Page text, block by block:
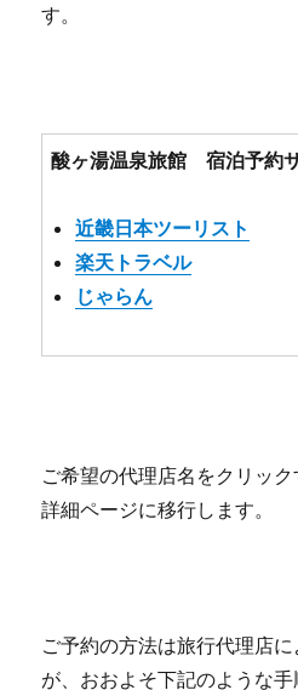
す。
酸ヶ湯温泉旅館 宿泊予約
近畿日本ツーリスト
楽天トラベル
じゃらん
ご希望の代理店名をクリッ
詳細ページに移行します。
ご予約の方法は旅行代理店
が、おおよそ下記のような手